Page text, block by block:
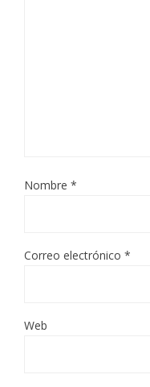
Nombre *
Correo electrónico *
Web